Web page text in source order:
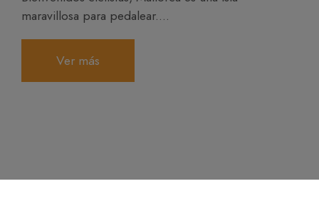
maravillosa para pedalear....
Ver más